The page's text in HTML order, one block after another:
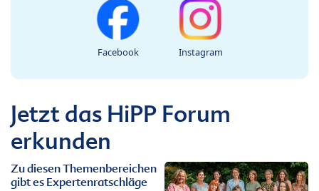
Facebook Instagram
Jetzt das HiPP Forum
erkunden
Zu diesen Themenbereichen
gibt es Expertenratschläge